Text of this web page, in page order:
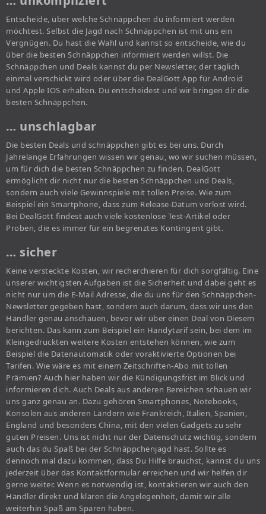
Entscheide, über welche Schnäppchen du informiert werden
möchtest. Selbst die Jagd nach Schnäppchen ist mit uns ein
Vergnügen. Du hast die Wahl und kannst so entscheide, wie du
über die besten Schnäppchen informiert werden willst. Die
Schnäppchen und Deals kannst du per Newsletter, der täglich
einmal verschickt wird oder über die DealGott App für Android
und Apple IOS erhalten. Du entscheidest und wir bringen dir die
besten Schnäppchen.
… unschlagbar
Die besten Deals und schnäppchen gibt es bei uns. Durch
Jahrelange Erfahrungen wissen wir genau, wo wir suchen müssen,
um für dich die besten Schnäppchen zu finden. DealGott
ermöglicht dir nicht nur die besten Schnäppchen und Deals,
sondern auch viele Gewinnspiele mit tollen Preise. Wie zum
Beispiel ein Smartphone, dass zum Release-Datum verlost wird.
Bei DealGott findest auch viele kostenlose Test-Artikel oder
Proben, die es immer für ein begrenztes Kontingent gibt.
… sicher
Keine versteckte Kosten, wir recherchieren für dich sorgfältig. Eine
unserer wichtigsten Aufgaben ist die Sicherheit und dabei geht es
nicht nur um die E-Mail Adresse, die du uns für den Schnäppchen-
Newsletter gegeben hast, sondern auch darum, dass wir uns den
Händler genau anschauen, bevor wir über einen Deal von Diesem
berichten. Das kann zum Beispiel ein Handytarif sein, bei dem im
Kleingedruckten weitere Kosten entstehen können, wie zum
Beispiel die Datenautomatik oder voraktivierte Optionen bei
Tarifen. Wie wäre es mit einem Zeitschriften-Abo mit tollen
Prämien? Auch hier haben wir die Kündigungsfrist im Blick und
informieren dich. Auch Deals aus anderen Bereichen schauen wir
uns ganz genau an. Dazu gehören Smartphones, Notebooks,
Konsolen aus anderen Ländern wie Frankreich, Italien, Spanien,
England und besonders China, mit den vielen Gadgets zu sehr
guten Preisen. Uns ist nicht nur der Datenschutz wichtig, sondern
auch das du Spaß bei der Schnäppchenjagd hast. Sollte es
dennoch mal dazu kommen, dass Du Hilfe brauchst, kannst du uns
jederzeit über das Kontaktformular erreichen und wir helfen dir
gerne weiter. Wenn es notwendig ist, kontaktieren wir auch den
Händler direkt und klären die Angelegenheit, damit wir alle
weiterhin Spaß am Sparen haben.